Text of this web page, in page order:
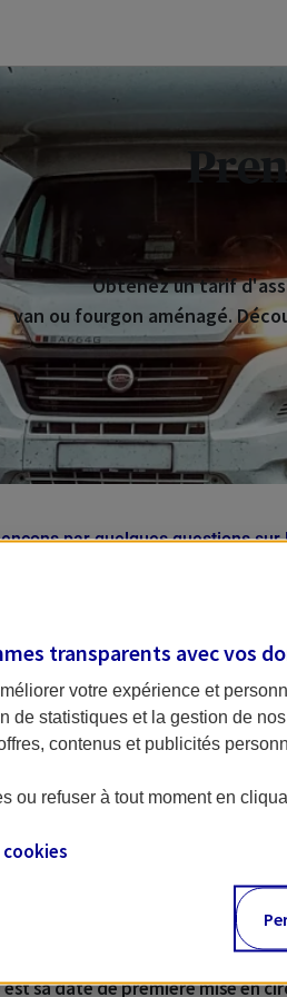
transparents avec vos
votre expérience et
de statistiques et la gestion de
contenus et publicités
ou refuser à tout moment en
cookies
Obtenez un tarif
van ou fourgon aménagé.
par quelques questions sur
Integral
vous le véhicule ?
est sa date de première mise en